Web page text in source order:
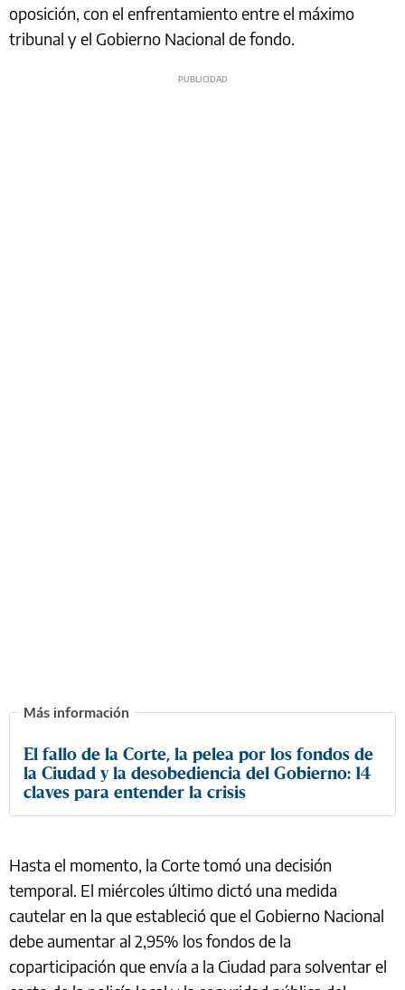
oposición, con el enfrentamiento entre el máximo
tribunal y el Gobierno Nacional de fondo.
El fallo de la Corte, la pelea por los fondos de
la Ciudad y la desobediencia del Gobierno: 14
claves para entender la crisis
Hasta el momento, la Corte tomó una decisión
temporal. El miércoles último dictó una medida
cautelar en la que estableció que el Gobierno Nacional
debe aumentar al 2,95% los fondos de la
coparticipación que envía a la Ciudad para solventar el